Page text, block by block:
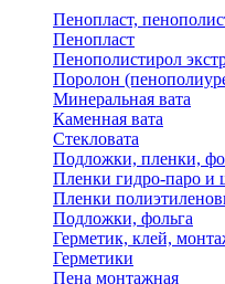
Пенопласт,
Пенопласт
Пенополистирол
Поролон
Минеральная вата
Каменная вата
Стекловата
Подложки, пленки,
Пленки гидро-паро и
Пленки
Подложки, фольга
Герметик, клей,
Герметики
Пена монтажная